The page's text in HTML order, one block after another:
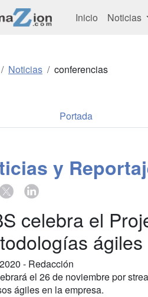
Inicio Noticias
Noticias conferencias
Portada
y
celebra el
ágiles
- Redacción
el 26 de noviembre por
ágiles en la empresa.